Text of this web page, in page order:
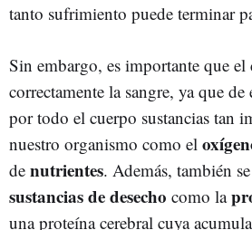
tanto sufrimiento puede terminar
Sin embargo, es importante que el
correctamente la sangre, ya que
por todo el cuerpo sustancias tan
nuestro organismo como el
de nutrientes. Además, también
sustancias de desecho como la
una proteína cerebral cuya